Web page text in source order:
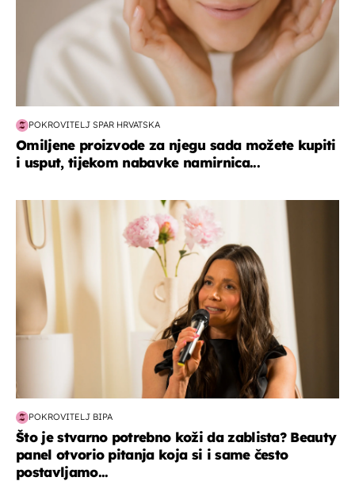
POKROVITELJ SPAR HRVATSKA
Omiljene proizvode za njegu sada možete kupiti
i usput, tijekom nabavke namirnica...
moda & ljepota
POKROVITELJ BIPA
Što je stvarno potrebno koži da zablista? Beauty
panel otvorio pitanja koja si i same često
postavljamo...